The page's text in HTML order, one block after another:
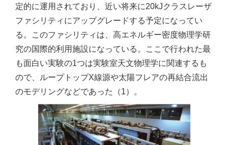
定的に運用されており、近い将来に20kJクラスレーザ
ファシリティにアップグレードする予定になってい
る。このファシリティは、高エネルギー密度物理学研
究の国際的利用施設になっている。ここで行われた最
も面白い実験の1つは実験室天文物理学に関連するも
ので、ループトップX線源や太陽フレアの再結合流出
のモデリングなどであった（1）。